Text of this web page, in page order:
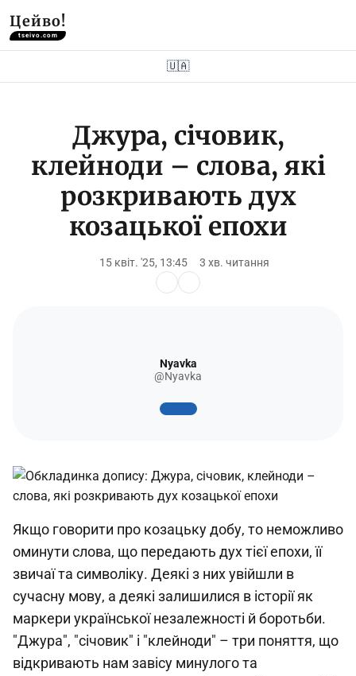
Цейво!
tseivo.com
🇺🇦
Джура, січовик,
клейноди – слова, які
розкривають дух
козацької епохи
15 квіт. '25, 13:45 3 хв. читання
Nyavka
@Nyavka
Якщо говорити про козацьку добу, то неможливо
оминути слова, що передають дух тієї епохи, її
звичаї та символіку. Деякі з них увійшли в
сучасну мову, а деякі залишилися в історії як
маркери української незалежності й боротьби.
"Джура", "січовик" і "клейноди" – три поняття, що
відкривають нам завісу минулого та